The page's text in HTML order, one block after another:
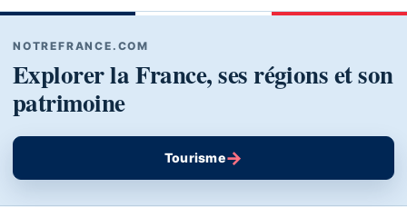
NOTREFRANCE.COM
Explorer la France, ses régions et son
patrimoine
Tourisme→